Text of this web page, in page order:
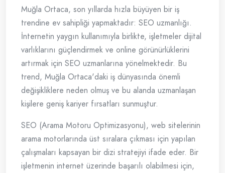
Muğla Ortaca, son yıllarda hızla büyüyen bir iş
trendine ev sahipliği yapmaktadır: SEO uzmanlığı.
İnternetin yaygın kullanımıyla birlikte, işletmeler dijital
varlıklarını güçlendirmek ve online görünürlüklerini
artırmak için SEO uzmanlarına yönelmektedir. Bu
trend, Muğla Ortaca'daki iş dünyasında önemli
değişikliklere neden olmuş ve bu alanda uzmanlaşan
kişilere geniş kariyer fırsatları sunmuştur.
SEO (Arama Motoru Optimizasyonu), web sitelerinin
arama motorlarında üst sıralara çıkması için yapılan
çalışmaları kapsayan bir dizi stratejiyi ifade eder. Bir
işletmenin internet üzerinde başarılı olabilmesi için,